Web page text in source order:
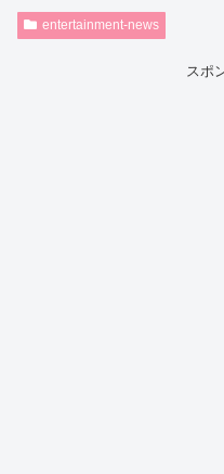
entertainment-news
スポ